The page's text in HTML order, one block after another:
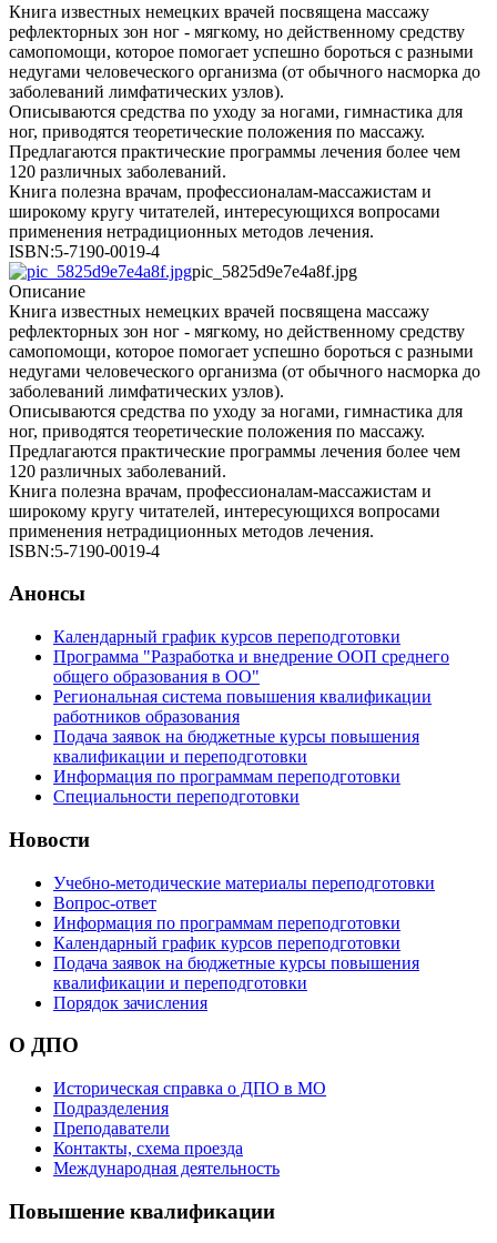
Книга известных немецких врачей посвящена массажу
рефлекторных зон ног - мягкому, но действенному средству
самопомощи, которое помогает успешно бороться с разными
недугами человеческого организма (от обычного насморка до
заболеваний лимфатических узлов).
Описываются средства по уходу за ногами, гимнастика для
ног, приводятся теоретические положения по массажу.
Предлагаются практические программы лечения более чем
120 различных заболеваний.
Книга полезна врачам, профессионалам-массажистам и
широкому кругу читателей, интересующихся вопросами
применения нетрадиционных методов лечения.
ISBN:5-7190-0019-4
pic_5825d9e7e4a8f.jpg
Описание
Книга известных немецких врачей посвящена массажу
рефлекторных зон ног - мягкому, но действенному средству
самопомощи, которое помогает успешно бороться с разными
недугами человеческого организма (от обычного насморка до
заболеваний лимфатических узлов).
Описываются средства по уходу за ногами, гимнастика для
ног, приводятся теоретические положения по массажу.
Предлагаются практические программы лечения более чем
120 различных заболеваний.
Книга полезна врачам, профессионалам-массажистам и
широкому кругу читателей, интересующихся вопросами
применения нетрадиционных методов лечения.
ISBN:5-7190-0019-4
Анонсы
Календарный график курсов переподготовки
Программа "Разработка и внедрение ООП среднего
общего образования в ОО"
Региональная система повышения квалификации
работников образования
Подача заявок на бюджетные курсы повышения
квалификации и переподготовки
Информация по программам переподготовки
Специальности переподготовки
Новости
Учебно-методические материалы переподготовки
Вопрос-ответ
Информация по программам переподготовки
Календарный график курсов переподготовки
Подача заявок на бюджетные курсы повышения
квалификации и переподготовки
Порядок зачисления
О ДПО
Историческая справка о ДПО в МО
Подразделения
Преподаватели
Контакты, схема проезда
Международная деятельность
Повышение квалификации